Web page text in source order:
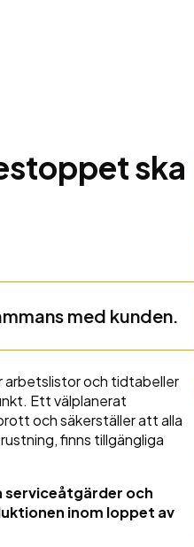
ska
med kunden.
arbetslistor och tidtabeller
Ett välplanerat
och säkerställer att alla
finns tillgängliga
serviceåtgärder och
inom loppet av